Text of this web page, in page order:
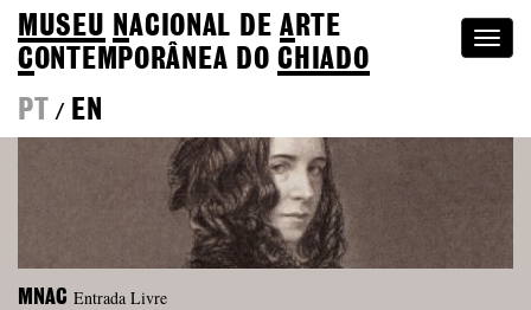
MUSEU NACIONAL DEA RTE
CONTEMPORÂNEA DOCHIADO
PT
/ EN
MNAC Entrada Livre